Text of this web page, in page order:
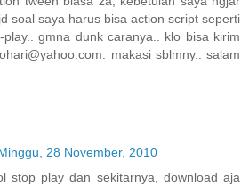
soal saya harus bisa action script seperti
play.. gmna dunk caranya.. klo bisa kirim
makasi sblmny.. salam
28 November, 2010
stop play dan sekitarnya, download aja